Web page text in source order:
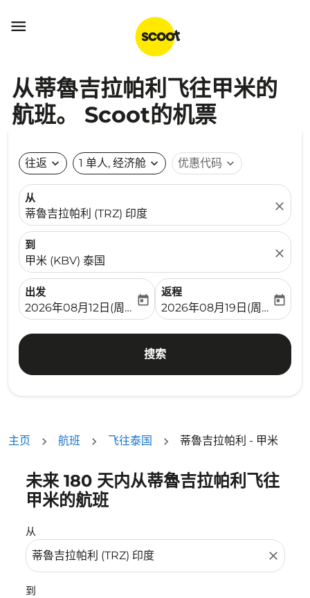

从蒂魯吉拉帕利飞往甲米的
航班。 Scoot的机票
往返 expand_more 1 单人, 经济舱 expand_more 优惠代码 expand_more
从
蒂魯吉拉帕利 (TRZ) 印度
close
到
甲米 (KBV) 泰国
close
出发
fc-booking-departure-date-aria-label
2026年08月12日(周三)
today
返程
fc-booking-return-date-
2026年08月19日(周三)
today
搜索
主页 航班 飞往泰国 蒂魯吉拉帕利 - 甲米
未来 180 天内从蒂魯吉拉帕利飞往
甲米的航班
从
close
到
没有符合您的筛选条件的机票。请调整您的筛选条件。